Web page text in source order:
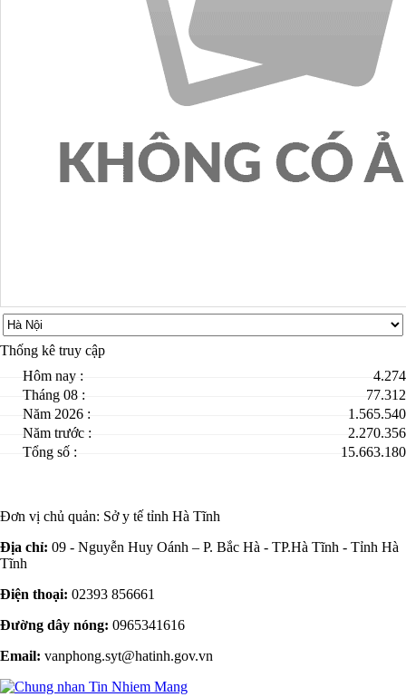
Thống kê truy cập
Hôm nay :
4.274
Tháng 08 :
77.312
Năm 2026 :
1.565.540
Năm trước :
2.270.356
Tổng số :
15.663.180
Đơn vị chủ quản: Sở y tế tỉnh Hà Tĩnh
Địa chỉ: 09 - Nguyễn Huy Oánh – P. Bắc Hà - TP.Hà Tĩnh - Tỉnh Hà
Tĩnh
Điện thoại: 02393 856661
Đường dây nóng: 0965341616
Email: vanphong.syt@hatinh.gov.vn